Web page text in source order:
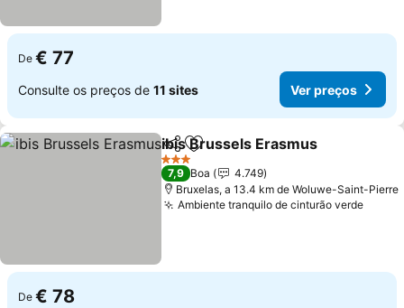
De € 77
Consulte os preços de 11 sites Ver preços
PartilharAdicionar aos favoritos
ibis Brussels Erasmus
3 Estrelas
7,9 Boa
4.749
Bruxelas, a 13.4 km de Woluwe-Saint-Pierre
Ambiente tranquilo de cinturão verde
De € 78